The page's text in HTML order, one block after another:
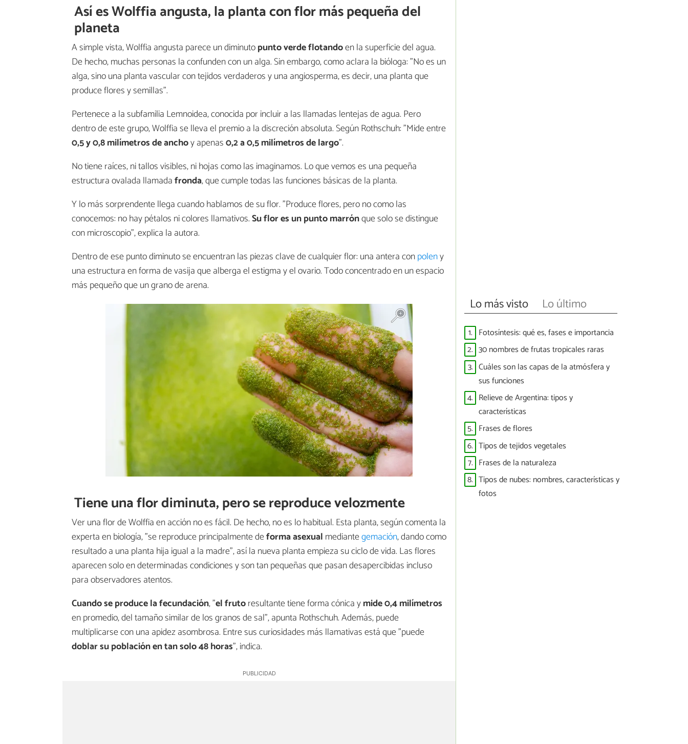
Así es Wolffia angusta, la planta con flor más pequeña del
planeta
A simple vista, Wolffia angusta parece un diminutopunto verde flotandoen la superficie del agua.
De hecho, muchas personas la confunden con un alga. Sin embargo, como aclara la bióloga: "No es un
alga, sino una planta vascular con tejidos verdaderos y una angiosperma, es decir, una planta que
produce flores y semillas".
Pertenece a la subfamilia Lemnoidea, conocida por incluir a las llamadas lentejas de agua. Pero
dentro de este grupo, Wolffia se lleva el premio a la discreción absoluta. Según Rothschuh: "Mide entre
0,5 y 0,8 milímetros de anchoy apenas0,2 a 0,5 milímetros de largo".
No tiene raíces, ni tallos visibles, ni hojas como las imaginamos. Lo que vemos es una pequeña
estructura ovalada llamadafronda, que cumple todas las funciones básicas de la planta.
Y lo más sorprendente llega cuando hablamos de su flor. "Produce flores, pero no como las
conocemos: no hay pétalos ni colores llamativos.Su flor es un punto marrónque solo se distingue
con microscopio", explica la autora.
Dentro de ese punto diminuto se encuentran las piezas clave de cualquier flor: una antera conpoleny
una estructura en forma de vasija que alberga el estigma y el ovario. Todo concentrado en un espacio
más pequeño que un grano de arena.
Tiene una flor diminuta, pero se reproduce velozmente
Ver una flor de Wolffia en acción no es fácil. De hecho, no es lo habitual. Esta planta, según comenta la
experta en biología, "se reproduce principalmente deforma asexual mediantegemación, dando como
resultado a una planta hija igual a la madre", así la nueva planta empieza su ciclo de vida. Las flores
aparecen solo en determinadas condiciones y son tan pequeñas que pasan desapercibidas incluso
para observadores atentos.
Cuando se produce la fecundación, "el frutoresultante tiene forma cónica ymide 0,4 milímetros
en promedio, del tamaño similar de los granos de sal", apunta Rothschuh. Además, puede
multiplicarse con una apidez asombrosa. Entre sus curiosidades más llamativas está que "puede
doblar su población en tan solo 48 horas", indica.
Lo más visto Lo último
1. Fotosíntesis: qué es, fases e importancia
2. 30 nombres de frutas tropicales raras
3. Cuáles son las capas de la atmósfera y
sus funciones
4. Relieve de Argentina: tipos y
características
5. Frases de flores
6. Tipos de tejidos vegetales
7. Frases de la naturaleza
8. Tipos de nubes: nombres, características y
fotos